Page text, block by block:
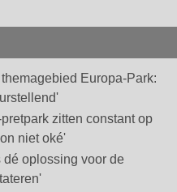
Europa-Park:
zitten constant op
niet oké'
dé oplossing voor de